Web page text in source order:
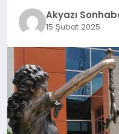
TEKNOLOJI
YAŞAM
Akyazı
15 Şubat 2025